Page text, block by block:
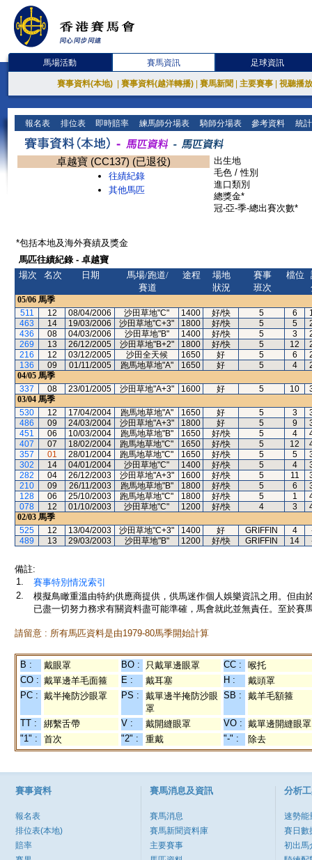
馬場活動 賽馬資訊 足球資訊
賽事資料(本地) 賽事資料(越洋轉播) 賽馬新聞 主要賽事 視聽播
報名表 排位表 即時賠率 練馬師分場表 騎師分場表 參考資料 統
卓越寶 (CC137) (已退役)
往績紀錄
其他馬匹
出生地
毛色 / 性別
進口類別
總獎金*
冠-亞-季-總出賽次數*
*包括本地及海外賽績及獎金
馬匹往績紀錄 - 卓越寶
場次
名次 日期
馬場/跑道/
賽道
途程
場地
狀況
賽事
班次
檔位
05/06 馬季
511
12 08/04/2006 沙田草地"C" 1400 好/快 5 6
463
14 19/03/2006 沙田草地"C+3" 1800 好/快 5 5
436
08 04/03/2006 沙田草地"B" 1400 好/快 5 3
269
13 26/12/2005 沙田草地"B+2" 1800 好/快 5 12
216
12 03/12/2005 沙田全天候 1650 好 5 6
136
09 01/11/2005 跑馬地草地"A" 1650 好 5 4
04/05 馬季
337
08 23/01/2005 沙田草地"A+3" 1600 好 5 10
03/04 馬季
530
12 17/04/2004 跑馬地草地"A" 1650 好 5 3
486
09 24/03/2004 沙田草地"A+3" 1800 好 5 9
451
06 10/03/2004 跑馬地草地"B" 1650 好/快 5 4
407
07 18/02/2004 跑馬地草地"C" 1650 好/快 5 12
357
01 28/01/2004 跑馬地草地"C" 1650 好/快 5 5
302
14 04/01/2004 沙田草地"C" 1400 好/快 5 4
282
04 26/12/2003 沙田草地"A+3" 1600 好/快 5 11
210
09 26/11/2003 跑馬地草地"B" 1800 好/快 5 6
128
06 25/10/2003 跑馬地草地"C" 1800 好/快 5 1
078
12 01/10/2003 沙田草地"C" 1200 好/快 4 3
02/03 馬季
525
12 13/04/2003 沙田草地"C+3" 1400 好 GRIFFIN 4
489
13 29/03/2003 沙田草地"B" 1200 好/快 GRIFFIN 14
備註:
1.
賽事特別情況索引
2.
模擬鳥瞰重溫由特約供應商提供，供馬迷作個人娛樂資訊之用。但
已盡一切努力務求有關資料盡可能準確，馬會就此並無責任。至於賽
請留意 : 所有馬匹資料是由1979-80馬季開始計算
B : 戴眼罩 BO : 只戴單邊眼罩 CC :
喉托
CO : 戴單邊羊毛面箍 E : 戴耳塞 H :
戴頭罩
PC : 戴半掩防沙眼罩 PS :
戴單邊半掩防沙眼
罩
SB : 戴羊毛額箍
TT : 綁繫舌帶 V : 戴開縫眼罩 VO : 戴單邊開縫眼罩
"1" :
首次 "2" : 重戴 "-" : 除去
賽事資料
報名表
排位表(本地)
賠率
賽馬消息及資訊
賽馬消息
賽馬新聞資料庫
主要賽事
分析
速勢能
賽日數
初出馬